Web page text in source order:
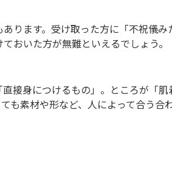
ります。受け取った方に「不祝儀
おいた方が無難といえるでしょう。
接身につけるもの」。ところが「
も素材や形など、人によって合う合